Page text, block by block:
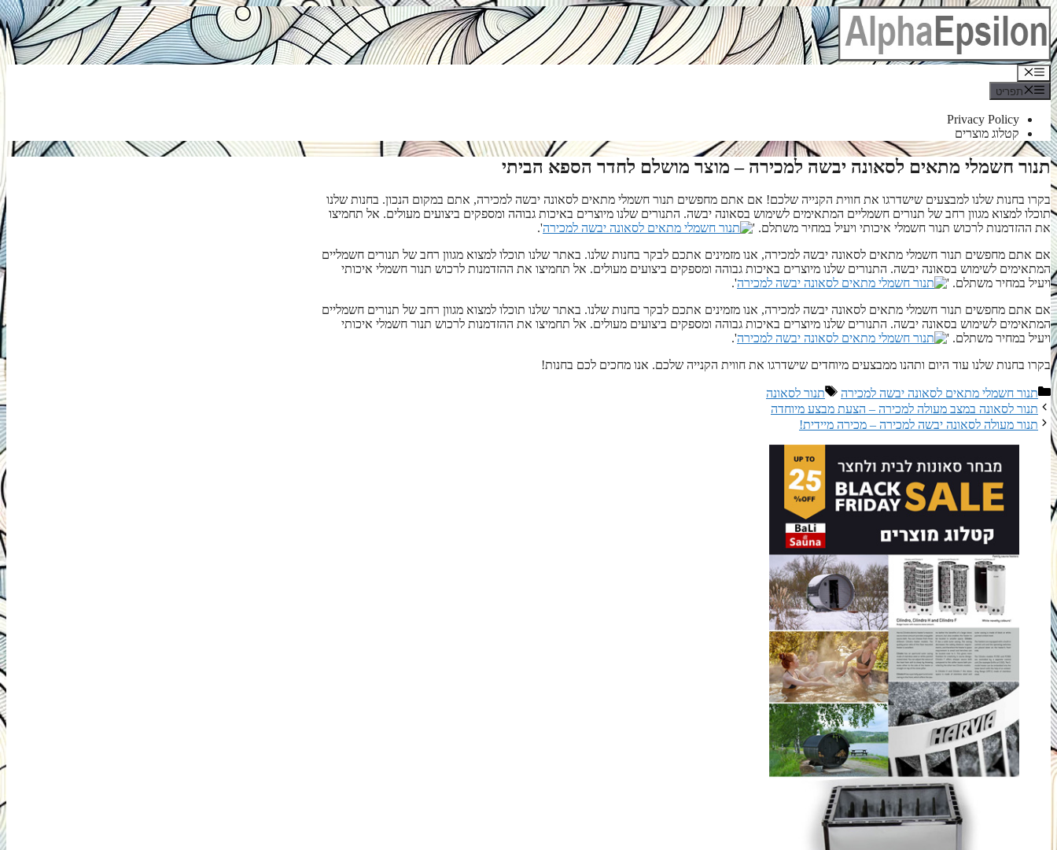
לדלג
לתוכן
תפריט
תפריט
Privacy Policy
קטלוג מוצרים
תנור חשמלי מתאים לסאונה יבשה למכירה – מוצר מושלם לחדר הספא הביתי
בקרו בחנות שלנו למבצעים שישדרגו את חווית הקנייה שלכם! אם אתם מחפשים תנור חשמלי מתאים לסאונה יבשה למכירה, אתם במקום הנכון. בחנות שלנו
תוכלו למצוא מגוון רחב של תנורים חשמליים המתאימים לשימוש בסאונה יבשה. התנורים שלנו מיוצרים באיכות גבוהה ומספקים ביצועים מעולים. אל תחמיצו
את ההזדמנות לרכוש תנור חשמלי איכותי ויעיל במחיר משתלם. '
'.
אם אתם מחפשים תנור חשמלי מתאים לסאונה יבשה למכירה, אנו מזמינים אתכם לבקר בחנות שלנו. באתר שלנו תוכלו למצוא מגוון רחב של תנורים חשמליים
המתאימים לשימוש בסאונה יבשה. התנורים שלנו מיוצרים באיכות גבוהה ומספקים ביצועים מעולים. אל תחמיצו את ההזדמנות לרכוש תנור חשמלי איכותי
ויעיל במחיר משתלם. '
'.
אם אתם מחפשים תנור חשמלי מתאים לסאונה יבשה למכירה, אנו מזמינים אתכם לבקר בחנות שלנו. באתר שלנו תוכלו למצוא מגוון רחב של תנורים חשמליים
המתאימים לשימוש בסאונה יבשה. התנורים שלנו מיוצרים באיכות גבוהה ומספקים ביצועים מעולים. אל תחמיצו את ההזדמנות לרכוש תנור חשמלי איכותי
ויעיל במחיר משתלם. '
'.
בקרו בחנות שלנו עוד היום ותהנו ממבצעים מיוחדים שישדרגו את חווית הקנייה שלכם. אנו מחכים לכם בחנות!
קטגוריות
תנור חשמלי מתאים לסאונה יבשה למכירה תגיות
תנור לסאונה
תנור לסאונה במצב מעולה למכירה – הצעת מבצע מיוחדה
תנור מעולה לסאונה יבשה למכירה – מכירה מיידית!